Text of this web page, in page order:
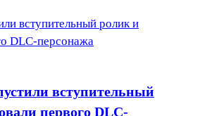
вступительный ролик и
DLC-персонажа
вступительный
первого DLC-